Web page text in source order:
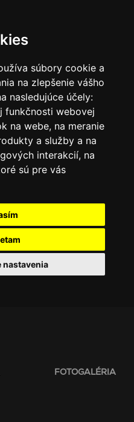
súbory cookie a
na zlepšenie vášho
nasledujúce účely:
funkčnosti webovej
na webe, na meranie
a služby a na
interakcií, na
sú pre vás
nastavenia
FOTOGALÉRIA